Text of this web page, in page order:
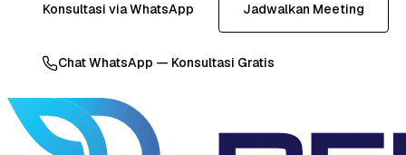
Konsultasi via WhatsApp Jadwalkan Meeting
Chat WhatsApp — Konsultasi Gratis